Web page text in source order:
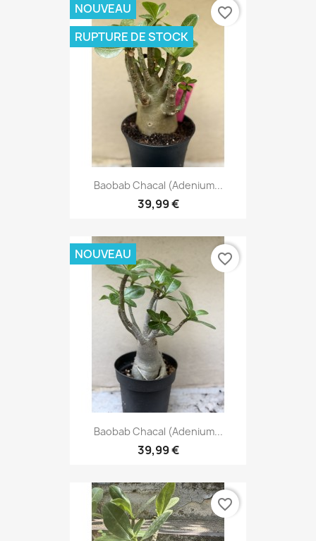
Baobab Chacal (adenium...
39,99 €
NOUVEAU
RUPTURE DE STOCK
favorite_border
Baobab Chacal (adenium...
39,99 €
NOUVEAU favorite_border
favorite_border